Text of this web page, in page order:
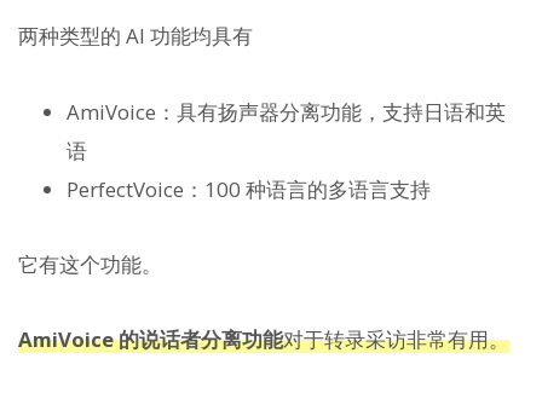
两种类型的 AI 功能均具有
AmiVoice：具有扬声器分离功能，支持日语和英
语
PerfectVoice：100 种语言的多语言支持
它有这个功能。
AmiVoice 的说话者分离功能对于转录采访非常有用。